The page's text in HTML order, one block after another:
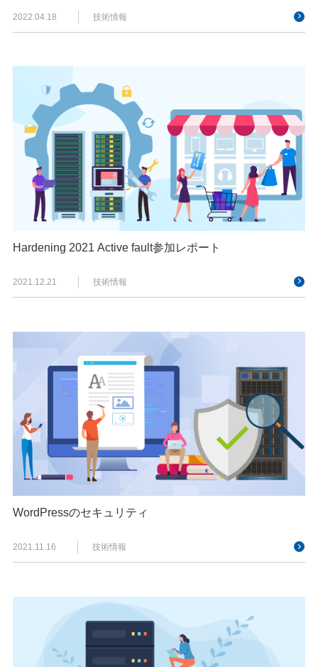
2022.04.18 技術情報
Hardening 2021 Active fault参加レポート
2021.12.21 技術情報
WordPressのセキュリティ
2021.11.16 技術情報